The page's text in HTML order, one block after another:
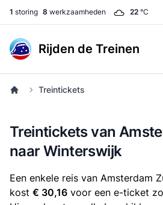
1 storing 8 werkzaamheden 22 °C
Rijden de Treinen
Treintickets
Treintickets van
naar Winterswijk
Een enkele reis van Amsterdam
kost € 30,16 voor een e-ticket